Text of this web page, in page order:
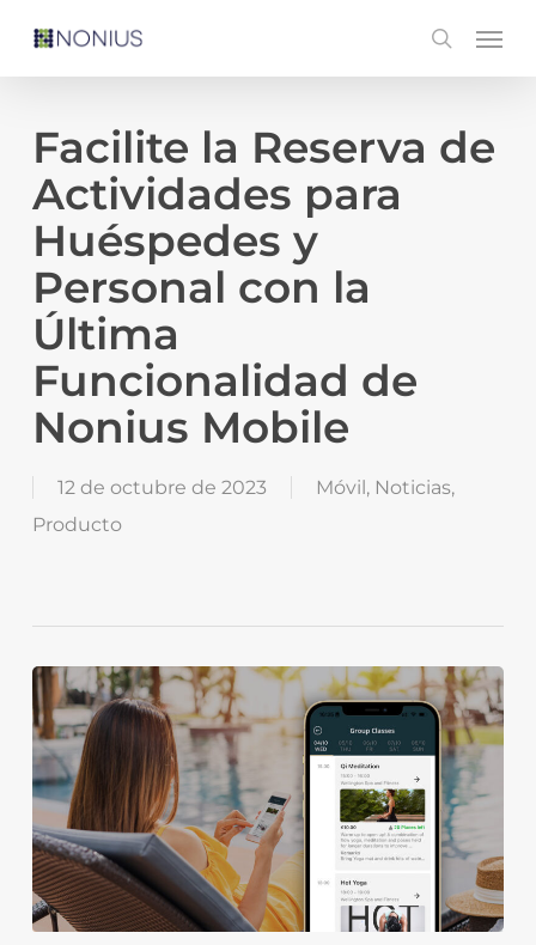
content
search
Menu
Facilite la Reserva de
Actividades para
Huéspedes y
Personal con la
Última
Funcionalidad de
Nonius Mobile
12 de octubre de 2023 Móvil, Noticias,
Producto